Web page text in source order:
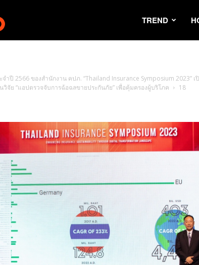
TREND
ำปี 2566 ของสำนักงาน คปภ. “Thailand Insurance Symposium
วิจัย “แอปตรวจจับการฉ้อฉลขายประกันภัย” เพื่อคุ้มครองผู้บริโภค
18